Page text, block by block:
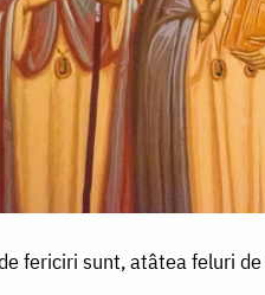
fericiri sunt, atâtea feluri